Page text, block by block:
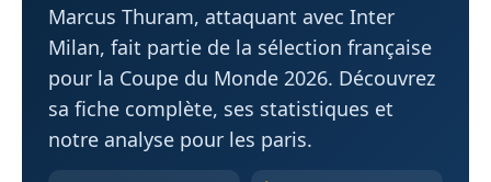
Marcus Thuram, attaquant avec Inter
Milan, fait partie de la sélection française
pour la Coupe du Monde 2026. Découvrez
sa fiche complète, ses statistiques et
notre analyse pour les paris.